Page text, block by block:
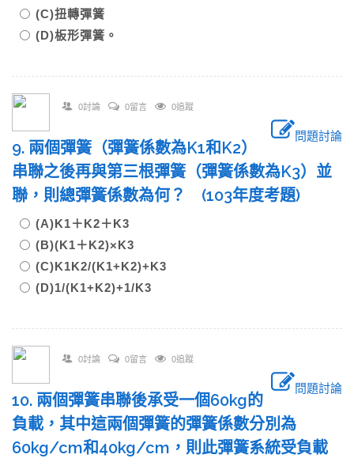
(C)扭轉彈簧
(D)板形彈簧。
0討論 0留言 0追蹤
問題討論
9. 兩個彈簧（彈簧係數為K1和K2）
串聯之後再與第三根彈簧（彈簧係數為K3）並
聯，則總彈簧係數為何？ (103年度考題)
(A)K1＋K2＋K3
(B)(K1＋K2)×K3
(C)K1K2/(K1+K2)+K3
(D)1/(K1+K2)+1/K3
0討論 0留言 0追蹤
問題討論
10. 兩個彈簧串聯後承受一個60kg的
負載，其中這兩個彈簧的彈簧係數分別為
60kg/cm和40kg/cm，則此彈簧系統受負載